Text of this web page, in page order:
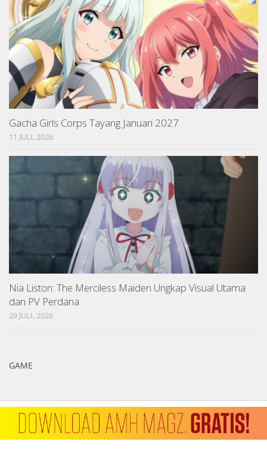
Gacha Girls Corps Tayang Januari 2027
11 JULI, 2026
Nia Liston: The Merciless Maiden Ungkap Visual Utama
dan PV Perdana
29 JULI, 2026
GAME